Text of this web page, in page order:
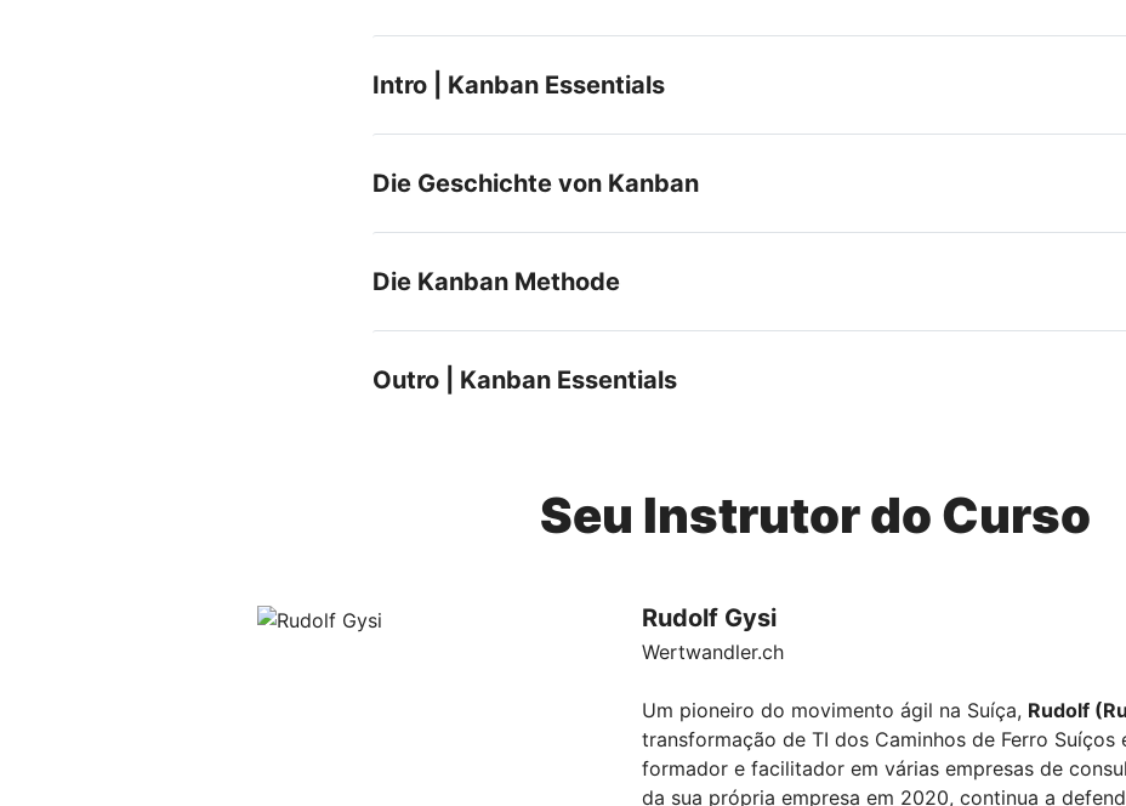
Intro | Kanban Essentials
Die Geschichte von Kanban
Die Kanban Methode
Outro | Kanban Essentials
Seu Instrutor do Curso
Rudolf Gysi
Wertwandler.ch
Um pioneiro do movimento ágil na Suíça, Rudolf
transformação de TI dos Caminhos de Ferro
formador e facilitador em várias empresas de
da sua própria empresa em 2020, continua a